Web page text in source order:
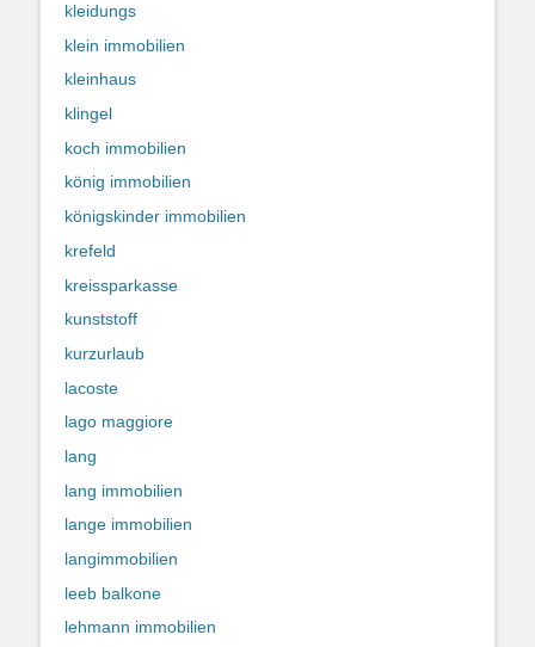
kleidungs
klein immobilien
kleinhaus
klingel
koch immobilien
könig immobilien
königskinder immobilien
krefeld
kreissparkasse
kunststoff
kurzurlaub
lacoste
lago maggiore
lang
lang immobilien
lange immobilien
langimmobilien
leeb balkone
lehmann immobilien